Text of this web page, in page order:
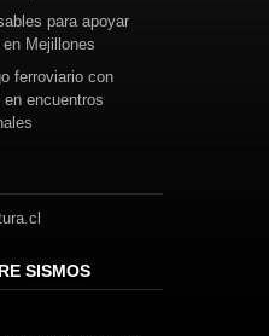
para apoyar
Mejillones
ferroviario con
encuentros
SISMOS